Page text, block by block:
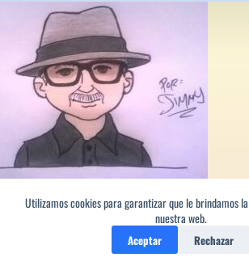
Utilizamos cookies para garantizar que le brindamos
nuestra web.
Aceptar Rechazar
sin ti, lector, no son nada,
son como el agua encharcada
que se queda mustia y quieta,